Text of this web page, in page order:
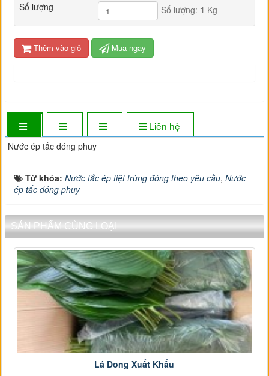
Số lượng Số lượng: 1 Kg
Thêm vào giỏ Mua ngay
Liên hệ
Nước ép tắc đóng phuy
Từ khóa:Nước tắc ép tiệt trùng đóng theo yêu cầu,Nước
ép tắc đóng phuy
SẢN PHẨM CÙNG LOẠI
Lá Dong Xuất Khẩu